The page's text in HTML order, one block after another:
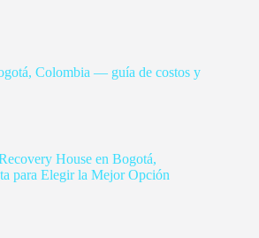
Colombia — guía de costos y
House en Bogotá,
para Elegir la Mejor Opción